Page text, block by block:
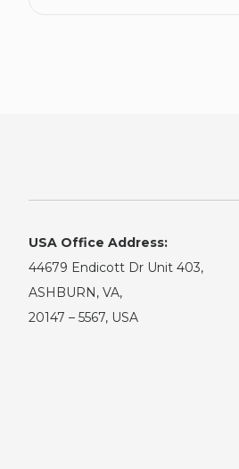
USA Office Address:
44679 Endicott Dr Unit 403,
ASHBURN, VA,
20147 – 5567, USA